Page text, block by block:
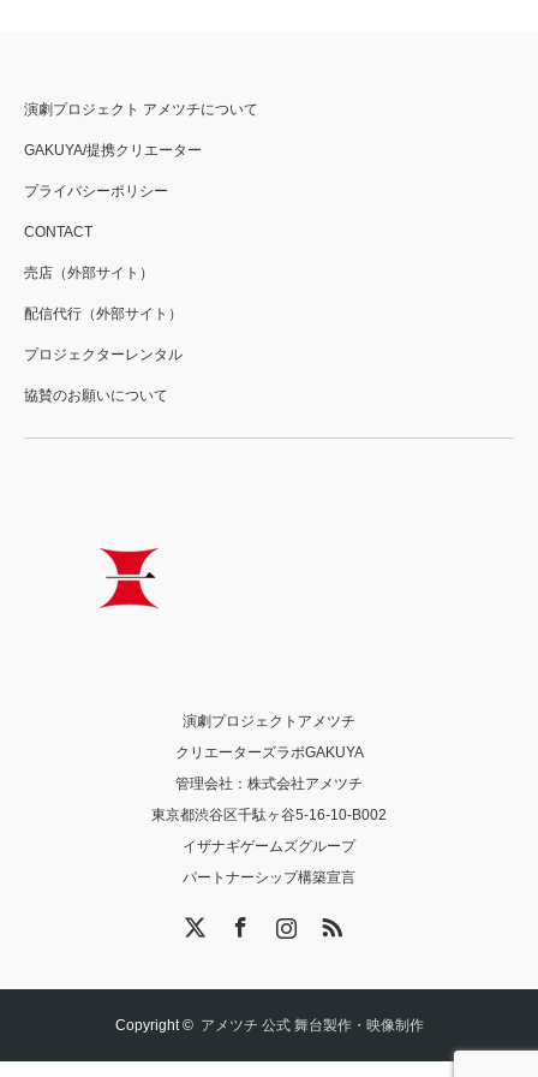
演劇プロジェクト アメツチについて
GAKUYA/提携クリエーター
プライバシーポリシー
CONTACT
売店（外部サイト）
配信代行（外部サイト）
プロジェクターレンタル
協賛のお願いについて
演劇プロジェクトアメツチ
クリエーターズラボGAKUYA
管理会社：株式会社アメツチ
東京都渋谷区千駄ヶ谷5-16-10-B002
イザナギゲームズグループ
パートナーシップ構築宣言
Copyright © アメツチ 公式 舞台製作・映像制作